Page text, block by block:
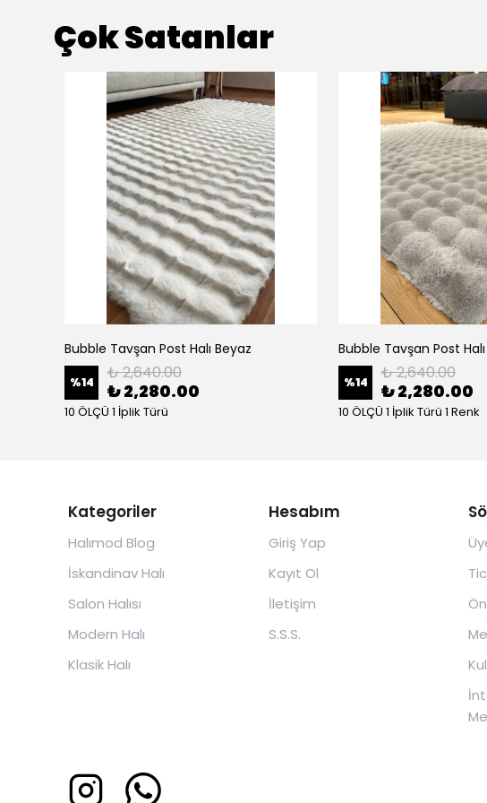
Çok Satanlar
Bubble Tavşan Post Halı Beyaz
%14 ₺ 2,640.00
₺ 2,280.00
10 ÖLÇÜ 1 İplik Türü
Bubble Tavşan Post
%14 ₺ 2,640.00
₺ 2,280.00
10 ÖLÇÜ 1 İplik Türü 1 Renk
Kategoriler
Halımod Blog
İskandinav Halı
Salon Halısı
Modern Halı
Klasik Halı
Hesabım
Giriş Yap
Kayıt Ol
İletişim
S.S.S.